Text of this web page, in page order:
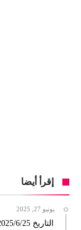
إقرأ أيضا
يونيو 27, 2025